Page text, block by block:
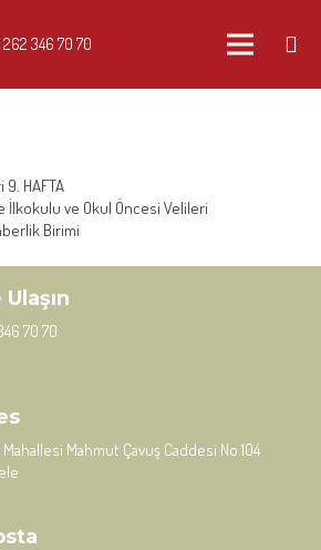
262 346 70 70
HAFTA
İlkokulu ve Okul Öncesi Velileri
Birimi
70 70
Mahallesi Mahmut Çavuş Caddesi No 104